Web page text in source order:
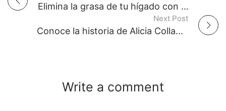
Elimina la grasa de tu hígado con este increíble componente
Next Post
Conoce la historia de Alicia Collado, una poderosa vidente
Write a comment